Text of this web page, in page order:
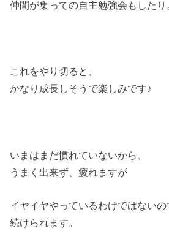
仲間が集っての自主勉強会もしたり
これをやり切ると、
かなり成長しそうで楽しみです♪
いまはまだ慣れていないから、
うまく出来ず、疲れますが
イヤイヤやっているわけではないの
続けられます。